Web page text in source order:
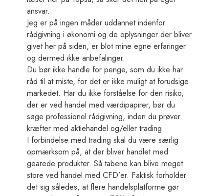
ansvar.
Jeg er på ingen måder uddannet indenfor
rådgivning i økonomi og de oplysninger der bliver
givet her på siden, er blot mine egne erfaringer
og dermed ikke anbefalinger.
Du bør ikke handle for penge, som du ikke har
råd til at miste, for det er ikke muligt at forudsige
markedet. Har du ikke forståelse for den risiko,
der er ved handel med værdipapirer, bør du
søge professionel rådgivning, inden du prøver
kræfter med aktiehandel og/eller trading.
I forbindelse med trading skal du være særlig
opmærksom på, at der bliver handlet med
gearede produkter. Så tabene kan blive meget
store ved handel med CFD’er. Faktisk forholder
det sig således, at flere handelsplatforme gør